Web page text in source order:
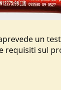
un
requisiti sul